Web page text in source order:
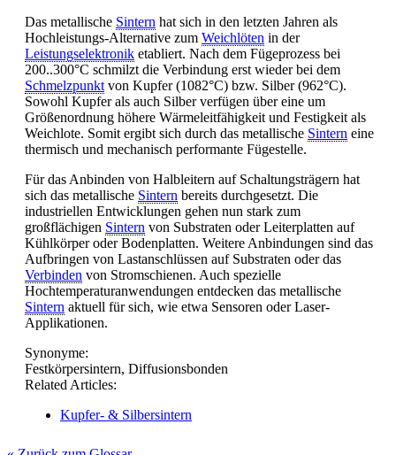
Das metallische Sintern hat sich in den letzten Jahren als
Hochleistungs-Alternative zum Weichlöten in der
Leistungselektronik etabliert. Nach dem Fügeprozess bei
200..300°C schmilzt die Verbindung erst wieder bei dem
Schmelzpunkt von Kupfer (1082°C) bzw. Silber (962°C).
Sowohl Kupfer als auch Silber verfügen über eine um
Größenordnung höhere Wärmeleitfähigkeit und Festigkeit als
Weichlote. Somit ergibt sich durch das metallische Sintern eine
thermisch und mechanisch performante Fügestelle.
Für das Anbinden von Halbleitern auf Schaltungsträgern hat
sich das metallische Sintern bereits durchgesetzt. Die
industriellen Entwicklungen gehen nun stark zum
großflächigen Sintern von Substraten oder Leiterplatten auf
Kühlkörper oder Bodenplatten. Weitere Anbindungen sind das
Aufbringen von Lastanschlüssen auf Substraten oder das
Verbinden von Stromschienen. Auch spezielle
Hochtemperaturanwendungen entdecken das metallische
Sintern aktuell für sich, wie etwa Sensoren oder Laser-
Applikationen.
Synonyme:
Festkörpersintern, Diffusionsbonden
Related Articles:
Kupfer- & Silbersintern